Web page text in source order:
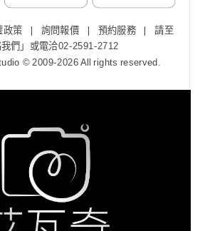
政策 ❘詢問報價 ❘預約服務 ❘請至
們 」或電洽02-2591-2712
© 2009-2026 All rights reserved.